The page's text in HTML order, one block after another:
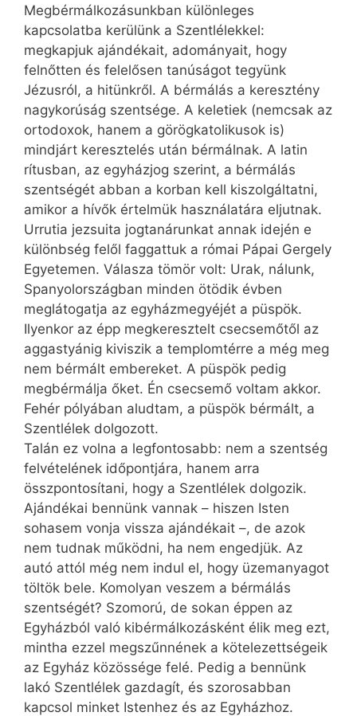
Megbérmálkozásunkban különleges
kapcsolatba kerülünk a Szentlélekkel:
megkapjuk ajándékait, adományait, hogy
felnőtten és felelősen tanúságot tegyünk
Jézusról, a hitünkről. A bérmálás a keresztény
nagykorúság szentsége. A keletiek (nemcsak az
ortodoxok, hanem a görögkatolikusok is)
mindjárt keresztelés után bérmálnak. A latin
rítusban, az egyházjog szerint, a bérmálás
szentségét abban a korban kell kiszolgáltatni,
amikor a hívők értelmük használatára eljutnak.
Urrutia jezsuita jogtanárunkat annak idején e
különbség felől faggattuk a római Pápai Gergely
Egyetemen. Válasza tömör volt: Urak, nálunk,
Spanyolországban minden ötödik évben
meglátogatja az egyházmegyéjét a püspök.
Ilyenkor az épp megkeresztelt csecsemőtől az
aggastyánig kiviszik a templomtérre a még meg
nem bérmált embereket. A püspök pedig
megbérmálja őket. Én csecsemő voltam akkor.
Fehér pólyában aludtam, a püspök bérmált, a
Szentlélek dolgozott.
Talán ez volna a legfontosabb: nem a szentség
felvételének időpontjára, hanem arra
összpontosítani, hogy a Szentlélek dolgozik.
Ajándékai bennünk vannak – hiszen Isten
sohasem vonja vissza ajándékait –, de azok
nem tudnak működni, ha nem engedjük. Az
autó attól még nem indul el, hogy üzemanyagot
töltök bele. Komolyan veszem a bérmálás
szentségét? Szomorú, de sokan éppen az
Egyházból való kibérmálkozásként élik meg ezt,
mintha ezzel megszűnnének a kötelezettségeik
az Egyház közössége felé. Pedig a bennünk
lakó Szentlélek gazdagít, és szorosabban
kapcsol minket Istenhez és az Egyházhoz.